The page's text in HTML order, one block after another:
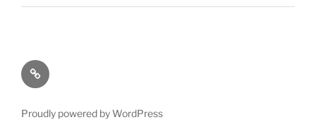
Historiske
Kart
Proudly powered by WordPress